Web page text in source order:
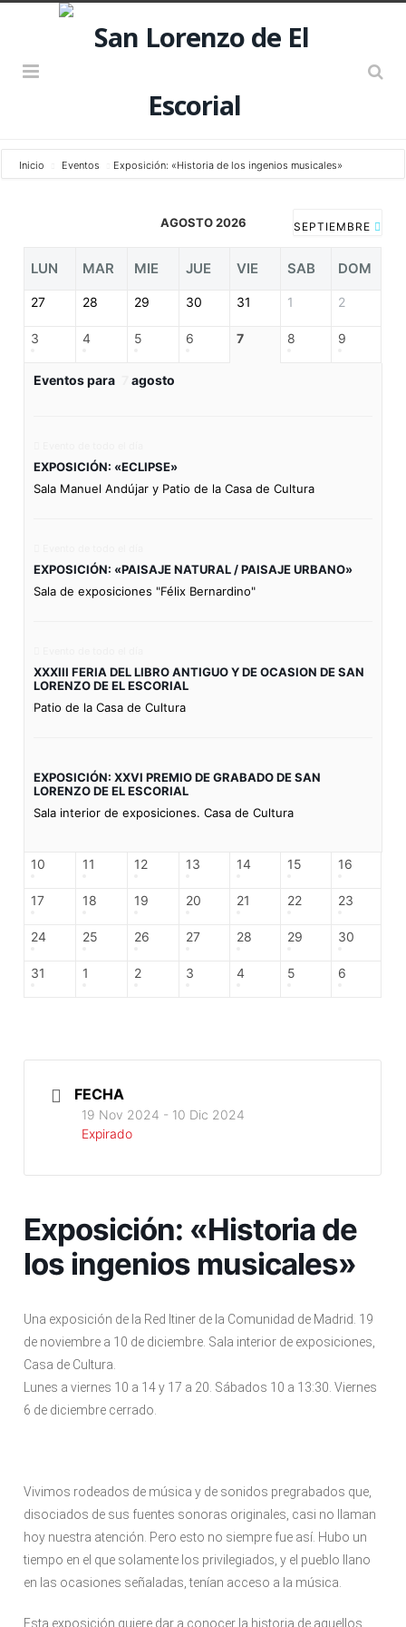
Inicio Eventos Exposición: «Historia de los ingenios musicales»
AGOSTO 2026 SEPTIEMBRE
LUN MAR MIE JUE VIE SAB DOM
27 28 29 30 31 1 2
3 4 5 6 7 8 9
Eventos para agosto
EXPOSICIÓN: «ECLIPSE»
Sala Manuel Andújar y Patio de la Casa de Cultura
EXPOSICIÓN: «PAISAJE NATURAL / PAISAJE URBANO»
Sala de exposiciones "Félix Bernardino"
XXXIII FERIA DEL LIBRO ANTIGUO Y DE OCASION DE SAN
LORENZO DE EL ESCORIAL
Patio de la Casa de Cultura
EXPOSICIÓN: XXVI PREMIO DE GRABADO DE SAN
LORENZO DE EL ESCORIAL
Sala interior de exposiciones. Casa de Cultura
10 11 12 13 14 15 16
17 18 19 20 21 22 23
24 25 26 27 28 29 30
31 1 2 3 4 5 6
FECHA
19 Nov 2024 - 10 Dic 2024
Expirado
Exposición: «Historia de
los ingenios musicales»
Una exposición de la Red Itiner de la Comunidad de Madrid. 19
de noviembre a 10 de diciembre. Sala interior de exposiciones,
Casa de Cultura.
Lunes a viernes 10 a 14 y 17 a 20. Sábados 10 a 13:30. Viernes
6 de diciembre cerrado.
Vivimos rodeados de música y de sonidos pregrabados que,
disociados de sus fuentes sonoras originales, casi no llaman
hoy nuestra atención. Pero esto no siempre fue así. Hubo un
tiempo en el que solamente los privilegiados, y el pueblo llano
en las ocasiones señaladas, tenían acceso a la música.
Esta exposición quiere dar a conocer la historia de aquellos